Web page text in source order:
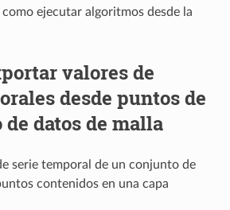
ejecutar algoritmos desde la
valores de
desde puntos de
datos de malla
serie temporal de un conjunto de
contenidos en una capa